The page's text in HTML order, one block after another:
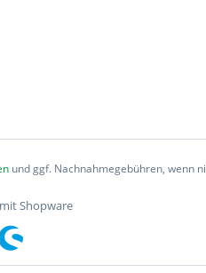
und ggf. Nachnahmegebühren, wenn
Shopware